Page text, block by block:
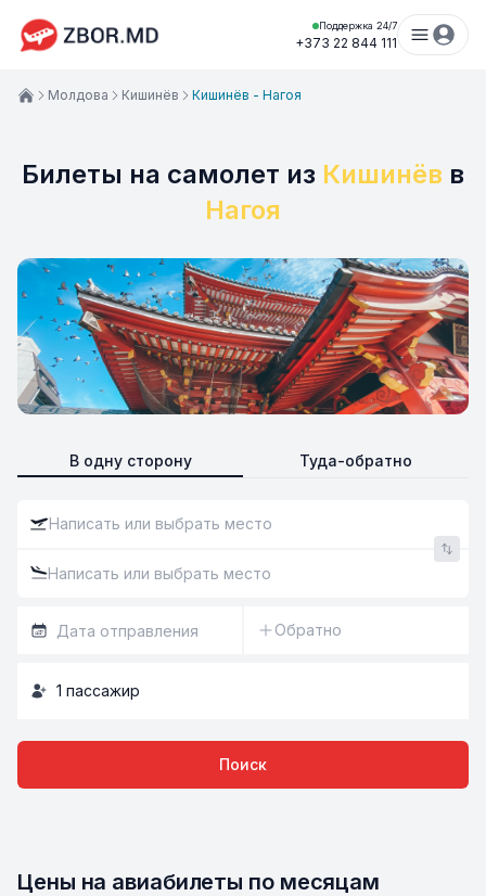
Поддержка 24/7
+373 22 844 111
Билеты на самолет из Кишинёв в
Нагоя
В одну сторону Туда-обратно
Обратно
1 пассажир
Поиск
Молдова Кишинёв Кишинёв - Нагоя
Цены на авиабилеты по месяцам